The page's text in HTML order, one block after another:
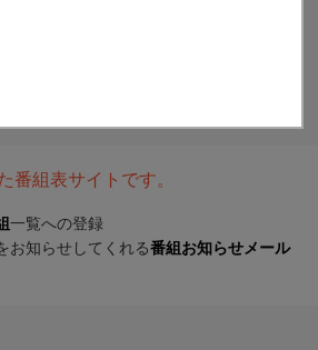
番組表サイトです。
一覧への登録
お知らせしてくれる番組お知らせメール